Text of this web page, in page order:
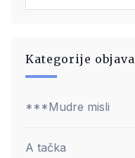
Kategorije objava
***Mudre misli
A tačka